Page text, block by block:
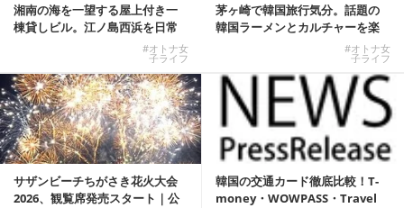
湘南の海を一望する屋上付き一
棟貸しビル。江ノ島西浜を日常
#オトナ女
子ライフ
茅ヶ崎で韓国旅行気分。話題の
韓国ラーメンとカルチャーを楽
#オトナ女
子ライフ
サザンビーチちがさき花火大会
2026、観覧席発売スタート｜公
韓国の交通カード徹底比較！T-
money・WOWPASS・Travel